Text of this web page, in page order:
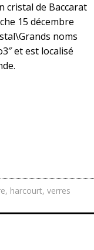
cristal de Baccarat
15 décembre
noms
et est localisé
, harcourt, verres